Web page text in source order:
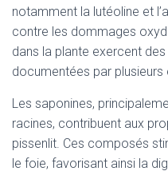
notamment la lutéoline et
contre les dommages
dans la plante exercent
documentées par
Les saponines,
racines, contribuent aux
pissenlit. Ces composés
le foie, favorisant ainsi la